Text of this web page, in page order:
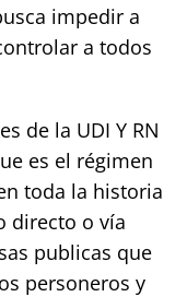
impedir a
a todos
de la UDI Y RN
es el régimen
toda la historia
directo o vía
publicas que
personeros y